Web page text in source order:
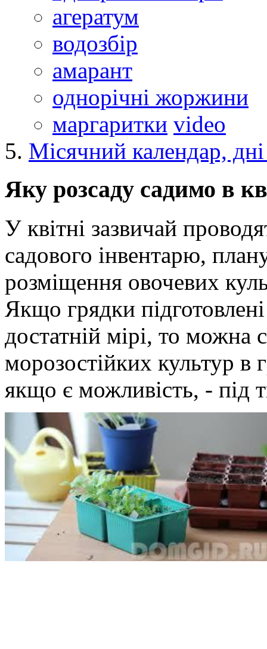
агератум
водозбір
амарант
однорічні жоржини
маргаритки video
Місячний календар,
Яку розсаду садимо в
У квітні зазвичай
садового інвентарю,
розміщення овочевих
Якщо грядки
достатній мірі, то можна
морозостійких культур в
якщо є можливість, - під